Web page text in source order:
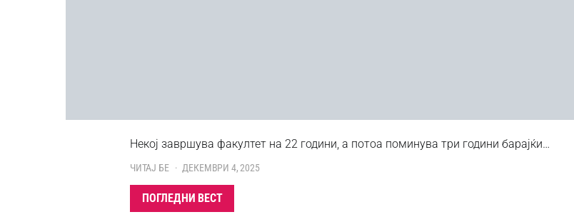
Некој завршува факултет на 22 години, а потоа поминува три години барајќи…
ЧИТАЈ БЕ ДЕКЕМВРИ 4, 2025
ПОГЛЕДНИ ВЕСТ